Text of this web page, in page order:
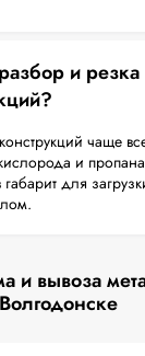
и резка
чаще
и
для
и вывоза
Волгодонске